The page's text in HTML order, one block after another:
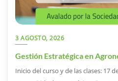
3 AGOSTO, 2026
Gestión Estratégica en
Inicio del curso y de las clases: 17